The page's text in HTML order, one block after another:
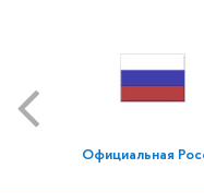
Официальная